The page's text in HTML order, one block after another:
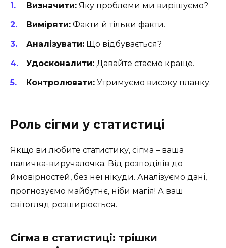
Визначити: Яку проблеми ми вирішуємо?
Виміряти: Факти й тільки факти.
Аналізувати: Що відбувається?
Удосконалити: Давайте стаємо краще.
Контролювати: Утримуємо високу планку.
Роль сігми у статистиці
Якщо ви любите статистику, сігма – ваша
паличка-виручалочка. Від розподілів до
ймовірностей, без неї нікуди. Аналізуємо дані,
прогнозуємо майбутнє, ніби магія! А ваш
світогляд розширюється.
Сігма в статистиці: трішки